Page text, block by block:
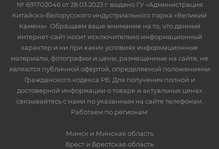
№ 691702046 от 28.03.2023 г. выдано ГУ «Администрация
Китайско-Белорусского индустриального парка «Великий
Камень». Обращаем ваше внимание на то, что данный
интернет-сайт носит исключительно информационный
характер и ни при каких условиях информационные
материалы, фотографии и цены, размещенные на сайте, не
являются публичной офертой, определяемой положениями
Гражданского кодекса РБ. Для получения полной и
достоверной информации о товаре и актуальных ценах
связывайтесь с нами по указанным на сайте телефонам.
Работаем по регионам:
Минск и Минская область
Брест и Брестская область